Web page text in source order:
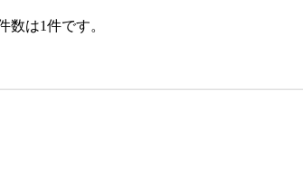
数は1件です。